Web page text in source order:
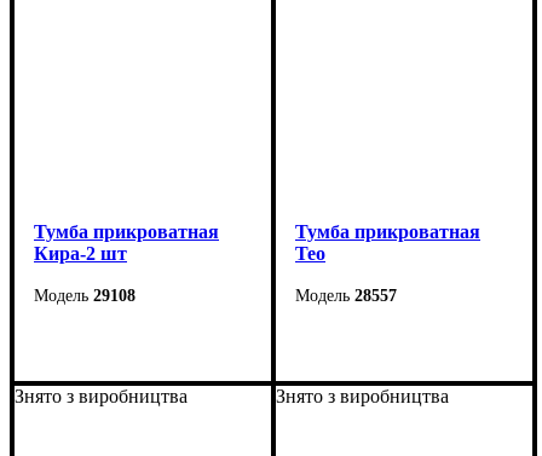
Тумба прикроватная
Кира-2 шт
29108
Высота: 25 см
Глубина: 41 см
Тумба прикроватная
Тео
28557
Высота: 38 см
Глубина: 40 см
Знято з виробництва Знято з виробництва